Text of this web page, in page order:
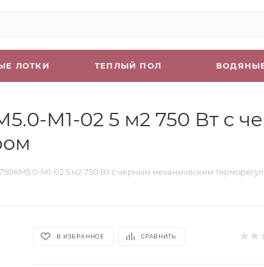
ЛОТКИ ТЕПЛЫЙ ПОЛ
M1-02 5 м2 750 Вт с
M1-02 5 м2 750 Вт с черным механическим
В ИЗБРАННОЕ СРАВНИТЬ